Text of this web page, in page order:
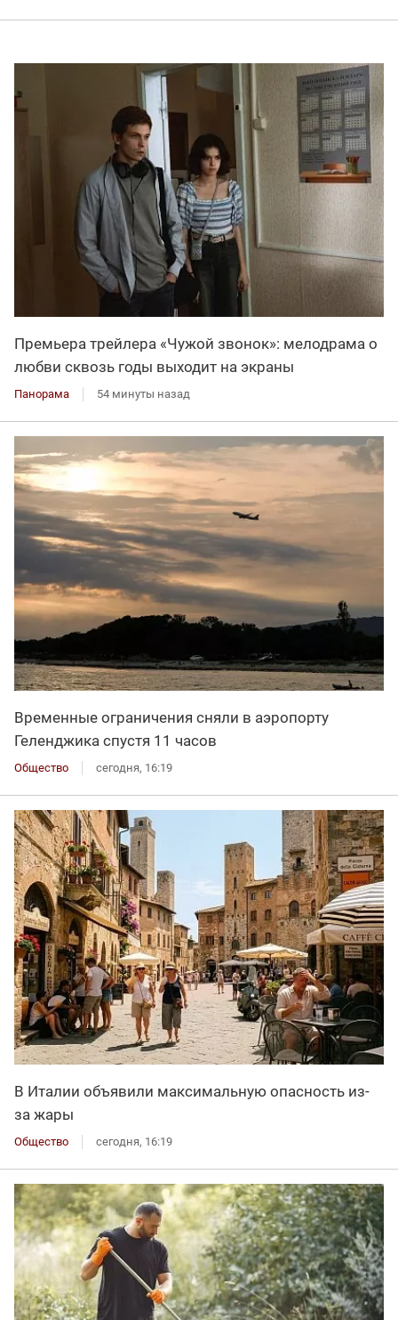
Премьера трейлера «Чужой звонок»: мелодрама о
любви сквозь годы выходит на экраны
Панорама 54 минуты назад
Временные ограничения сняли в аэропорту
Геленджика спустя 11 часов
Общество сегодня, 16:19
В Италии объявили максимальную опасность из-
за жары
Общество сегодня, 16:19